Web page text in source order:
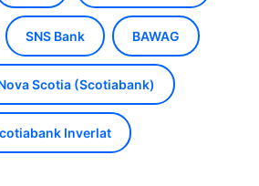
SNS Bank BAWAG
Scotia (Scotiabank)
Inverlat